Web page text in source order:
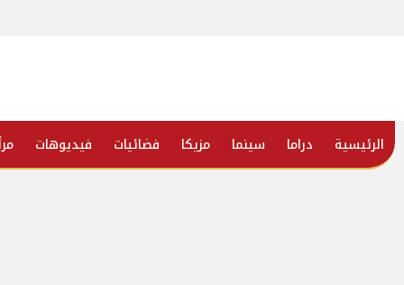
الرئيسية دراما سينما مزيكا فضائيات فيديوهات